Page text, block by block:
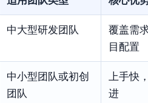
中大型研发团队
覆盖需
目配置
中小型团队或初创
团队
上手快
进